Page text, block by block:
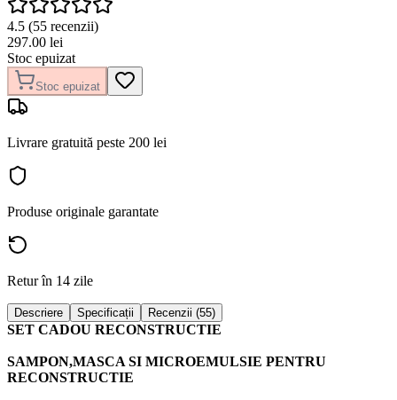
4.5 (55 recenzii)
297.00 lei
Stoc epuizat
Stoc epuizat
Livrare gratuită peste 200 lei
Produse originale garantate
Retur în 14 zile
Descriere Specificații Recenzii (55)
SET CADOU RECONSTRUCTIE
SAMPON,MASCA SI MICROEMULSIE PENTRU
RECONSTRUCTIE